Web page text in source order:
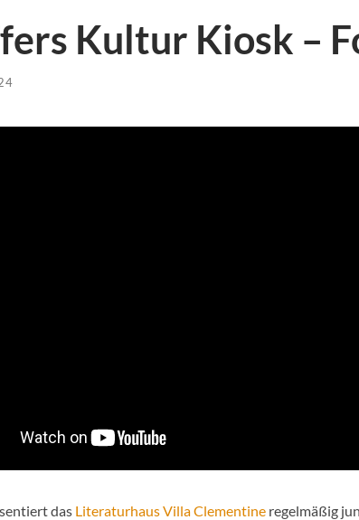
Kultur Kiosk –
das Literaturhaus Villa Clementine regelmäßig